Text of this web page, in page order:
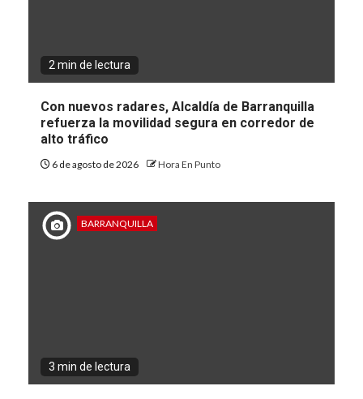
2 min de lectura
Con nuevos radares, Alcaldía de Barranquilla
refuerza la movilidad segura en corredor de
alto tráfico
6 de agosto de 2026 Hora En Punto
BARRANQUILLA
3 min de lectura